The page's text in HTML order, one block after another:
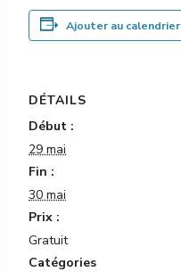
Ajouter au calendrier
DÉTAILS
Début :
29 mai
Fin :
30 mai
Prix :
Gratuit
Catégories